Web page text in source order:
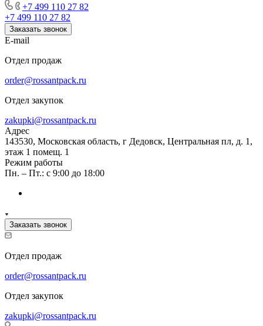
+7 499 110 27 82
+7 499 110 27 82
Заказать звонок
E-mail
Отдел продаж
order@rossantpack.ru
Отдел закупок
zakupki@rossantpack.ru
Адрес
143530, Московская область, г Дедовск, Центральная пл, д. 1,
этаж 1 помещ. 1
Режим работы
Пн. – Пт.: с 9:00 до 18:00
Заказать звонок
Отдел продаж
order@rossantpack.ru
Отдел закупок
zakupki@rossantpack.ru